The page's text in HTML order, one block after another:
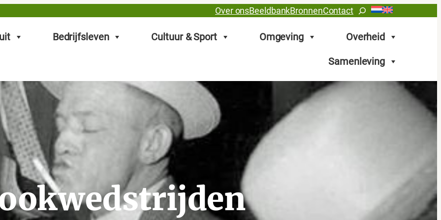
Over onsBeeldbankBronnenContactZoeken
Bedrijfsleven Cultuur & Sport Omgeving Overheid
Samenleving